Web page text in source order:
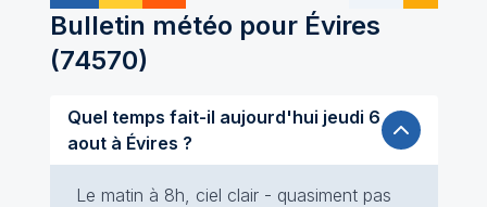
Bulletin météo pour Évires
(74570)
Quel temps fait-il aujourd'hui jeudi 6
aout à Évires ?
Le matin à 8h, ciel clair - quasiment pas